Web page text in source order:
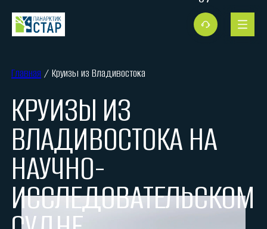
КРУИЗЫ ИЗ
ВЛАДИВОСТОКА НА
НАУЧНО-
ИССЛЕДОВАТЕЛЬСКОМ
Главная / Круизы из Владивостока